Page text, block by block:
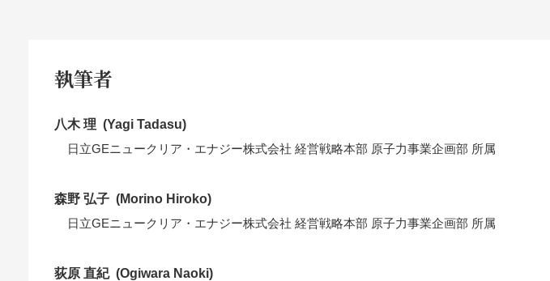
執筆者
八木 理
Yagi Tadasu
日立GEニュークリア・エナジー株式会社 経営戦略本部 原子力事業企画部 所属
森野 弘子
Morino Hiroko
日立GEニュークリア・エナジー株式会社 経営戦略本部 原子力事業企画部 所属
荻原 直紀
Ogiwara Naoki